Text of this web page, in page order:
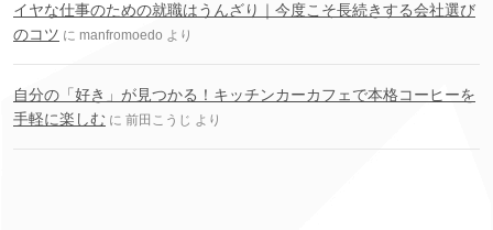
イヤな仕事のための就職はうんざり｜今度こそ長続きする会社選び
のコツ に manfromoedo より
自分の「好き」が見つかる！キッチンカーカフェで本格コーヒーを
手軽に楽しむ に 前田こうじ より